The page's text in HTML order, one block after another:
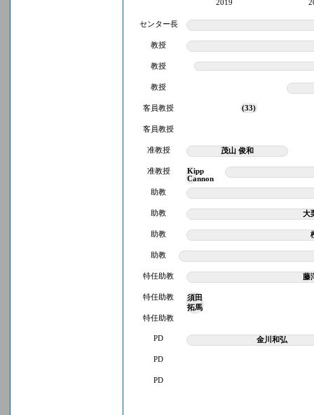
2019
センター長
教授
教授
教授
客員教授
客員教授
准教授
准教授
助教
助教
助教
助教
特任助教
特任助教
特任助教
PD
PD
PD
(33)
茂山 俊和
Kipp
Cannon
大
須田
拓馬
藤
金川和弘